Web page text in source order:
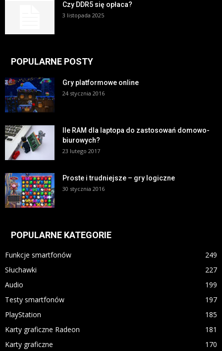
Czy DDR5 się opłaca?
3 listopada 2025
POPULARNE POSTY
Gry platformowe online
24 stycznia 2016
Ile RAM dla laptopa do zastosowań domowo-
biurowych?
23 lutego 2017
Proste i trudniejsze – gry logiczne
30 stycznia 2016
POPULARNE KATEGORIE
Funkcje smartfonów
249
Słuchawki
227
Audio
199
Testy smartfonów
197
PlayStation
185
Karty graficzne Radeon
181
Karty graficzne
170